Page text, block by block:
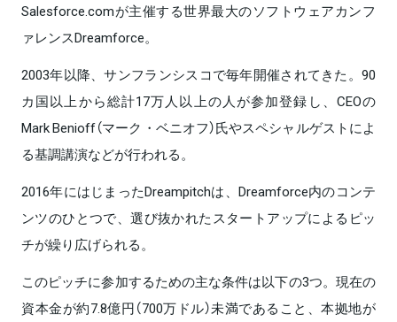
Salesforce.comが主催する世界最大のソフトウェアカンフ
ァレンスDreamforce。
2003年以降、サンフランシスコで毎年開催されてきた。90
カ国以上から総計17万人以上の人が参加登録し、CEOの
Mark Benioff（マーク・ベニオフ）氏やスペシャルゲストによ
る基調講演などが行われる。
2016年にはじまったDreampitchは、Dreamforce内のコンテ
ンツのひとつで、選び抜かれたスタートアップによるピッ
チが繰り広げられる。
このピッチに参加するための主な条件は以下の3つ。現在の
資本金が約7.8億円（700万ドル）未満であること、本拠地が